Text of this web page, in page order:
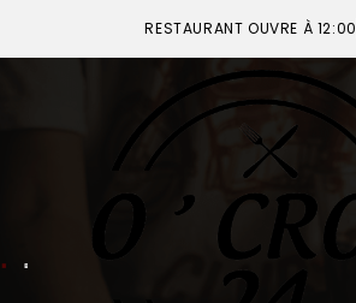
RESTAURANT OUVRE À 12:00